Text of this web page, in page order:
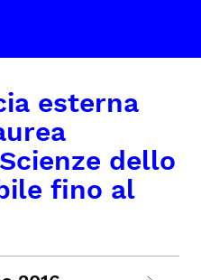
esterna
dello
fino al